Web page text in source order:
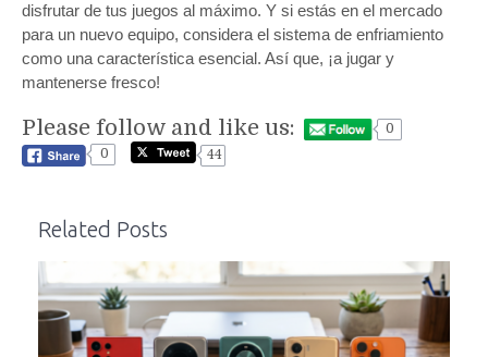
disfrutar de tus juegos al máximo. Y si estás en el mercado
para un nuevo equipo, considera el sistema de enfriamiento
como una característica esencial. Así que, ¡a jugar y
mantenerse fresco!
Please follow and like us:
0
0
44
Related Posts